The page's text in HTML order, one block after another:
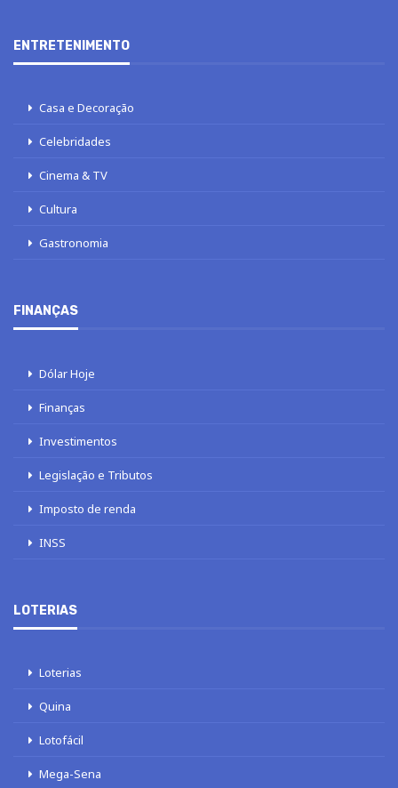
ENTRETENIMENTO
Casa e Decoração
Celebridades
Cinema & TV
Cultura
Gastronomia
FINANÇAS
Dólar Hoje
Finanças
Investimentos
Legislação e Tributos
Imposto de renda
INSS
LOTERIAS
Loterias
Quina
Lotofácil
Mega-Sena